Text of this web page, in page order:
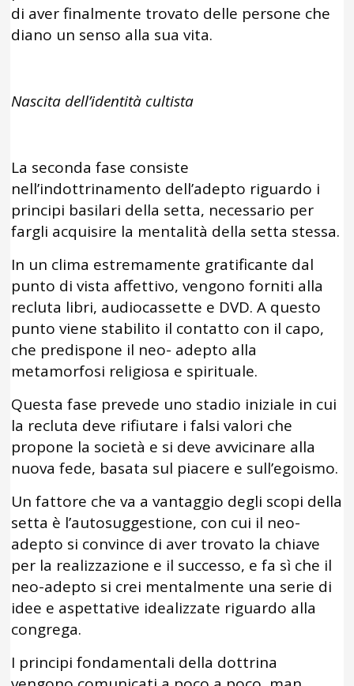
di aver finalmente trovato delle persone che
diano un senso alla sua vita.
Nascita dell’identità cultista
La seconda fase consiste
nell’indottrinamento dell’adepto riguardo i
principi basilari della setta, necessario per
fargli acquisire la mentalità della setta stessa.
In un clima estremamente gratificante dal
punto di vista affettivo, vengono forniti alla
recluta libri, audiocassette e DVD. A questo
punto viene stabilito il contatto con il capo,
che predispone il neo- adepto alla
metamorfosi religiosa e spirituale.
Questa fase prevede uno stadio iniziale in cui
la recluta deve rifiutare i falsi valori che
propone la società e si deve avvicinare alla
nuova fede, basata sul piacere e sull’egoismo.
Un fattore che va a vantaggio degli scopi della
setta è l’autosuggestione, con cui il neo-
adepto si convince di aver trovato la chiave
per la realizzazione e il successo, e fa sì che il
neo-adepto si crei mentalmente una serie di
idee e aspettative idealizzate riguardo alla
congrega.
I principi fondamentali della dottrina